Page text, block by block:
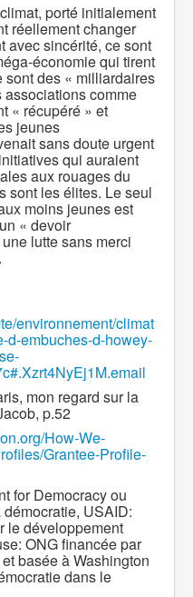
porté initialement
réellement changer
avec sincérité, ce sont
économie qui tirent
sont des « milliardaires
comme
« récupéré » et
jeunes
sans doute urgent
qui auraient
aux rouages du
sont les élites. Le seul
moins jeunes est
« devoir
lutte sans merci
environnement/climat
d-embuches-d-howey-
mon regard sur la
p.52
How-We-
Grantee-Profile-
for Democracy ou
USAID:
le développement
ONG financée par
basée à Washington
dans le